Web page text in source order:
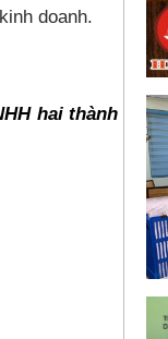
doanh.
hai thành